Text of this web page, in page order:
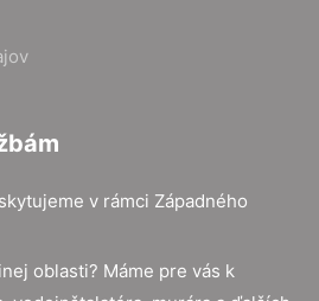
v rámci Západného
oblasti? Máme pre vás k